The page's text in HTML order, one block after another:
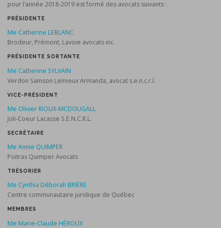
pour l’année 2018-2019 est formé des avocats suivants :
PRÉSIDENTE
Me Catherine LEBLANC
Brodeur, Prémont, Lavoie avocats inc.
PRÉSIDENTE SORTANTE
Me Catherine SYLVAIN
Verdon Samson Lemieux Armanda, avocat s.e.n.c.r.l.
VICE-PRÉSIDENT
Me Olivier RIOUX-MCDOUGALL
Joli-Coeur Lacasse S.E.N.C.R.L.
SECRÉTAIRE
Me Annie QUIMPER
Poitras Quimper Avocats
TRÉSORIER
Me Cynthia Déborah BRIÈRE
Centre communautaire juridique de Québec
MEMBRES
Me Marie-Claude HÉROUX